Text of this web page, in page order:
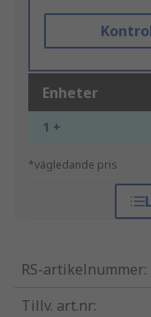
Enheter
1 +
*vägledande pris
RS-artikelnummer:
Tillv. art.nr: